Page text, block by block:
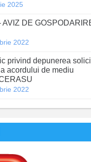
2025
AVIZ DE
2022
privind depunerea
acordului de mediu
2022